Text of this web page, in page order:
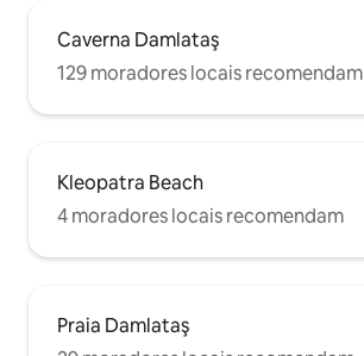
Caverna Damlataş
129 moradores locais recomendam
Kleopatra Beach
4 moradores locais recomendam
Praia Damlataş